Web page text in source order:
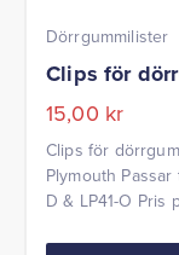
Dörrgummilister
Clips för
15,00 kr
Clips för
Plymouth Passar
D & LP41-O Pris